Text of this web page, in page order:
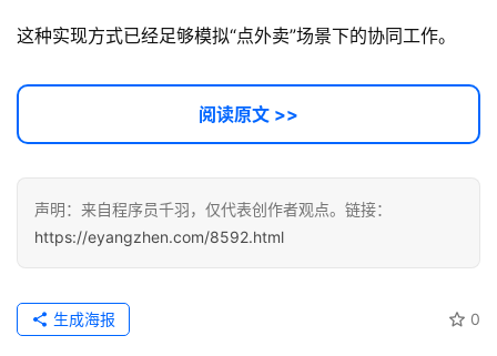
这种实现方式已经足够模拟“点外卖”场景下的协同工作。
阅读原文 >>
声明：来自程序员千羽，仅代表创作者观点。链接：
https://eyangzhen.com/8592.html
0
生成海报